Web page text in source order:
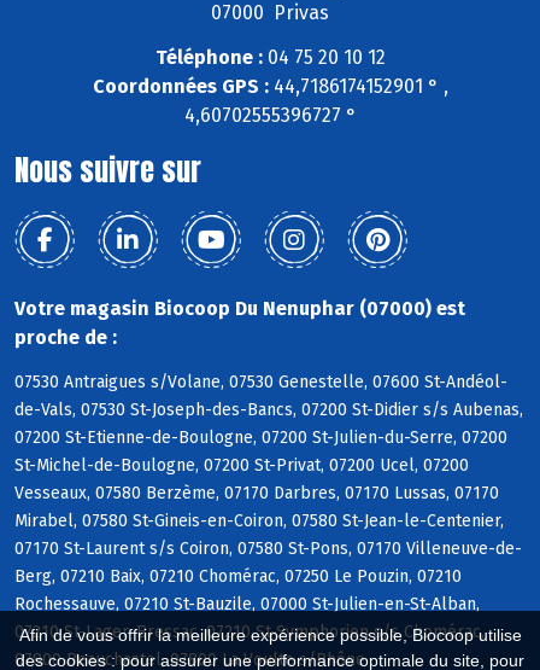
Afin de vous offrir la meilleure expérience possible, Biocoop utilise
des cookies : pour assurer une performance optimale du site, pour
07000 Privas
Téléphone :04 75 20 10 12
Coordonnées GPS :44,7186174152901 ° ,
4,60702555396727 °
Nous suivre sur
Votre magasin Biocoop Du Nenuphar (07000) est
proche de :
07530 Antraigues s/Volane, 07530 Genestelle, 07600 St-Andéol-
de-Vals, 07530 St-Joseph-des-Bancs, 07200 St-Didier s/s Aubenas,
07200 St-Etienne-de-Boulogne, 07200 St-Julien-du-Serre, 07200
St-Michel-de-Boulogne, 07200 St-Privat, 07200 Ucel, 07200
Vesseaux, 07580 Berzème, 07170 Darbres, 07170 Lussas, 07170
Mirabel, 07580 St-Gineis-en-Coiron, 07580 St-Jean-le-Centenier,
07170 St-Laurent s/s Coiron, 07580 St-Pons, 07170 Villeneuve-de-
Berg, 07210 Baix, 07210 Chomérac, 07250 Le Pouzin, 07210
Rochessauve, 07210 St-Bauzile, 07000 St-Julien-en-St-Alban,
07210 St-Lager-Bressac, 07210 St-Symphorien s/s Chomérac,
07800 Beauchastel, 07800 La Voulte s/Rhône